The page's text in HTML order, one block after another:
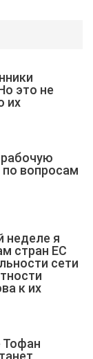
это не
их
по вопросам
неделе я
стран ЕС
сети
к их
Тофан